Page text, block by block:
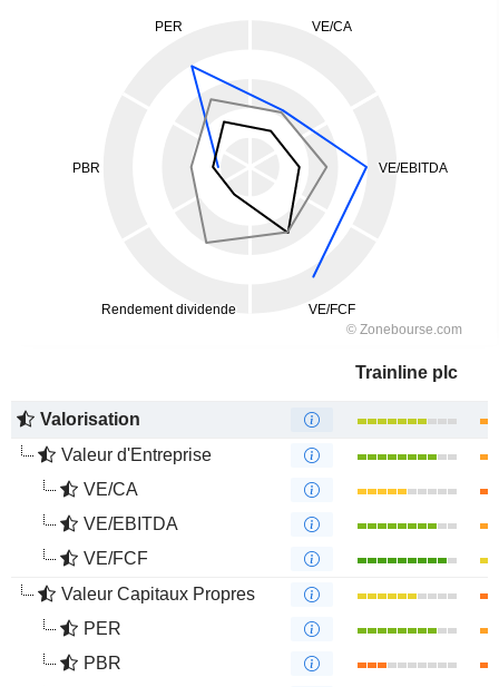
Trainline plc
Valorisation
Valeur d'Entreprise
VE/CA
VE/EBITDA
VE/FCF
Valeur Capitaux Propres
PER
PBR